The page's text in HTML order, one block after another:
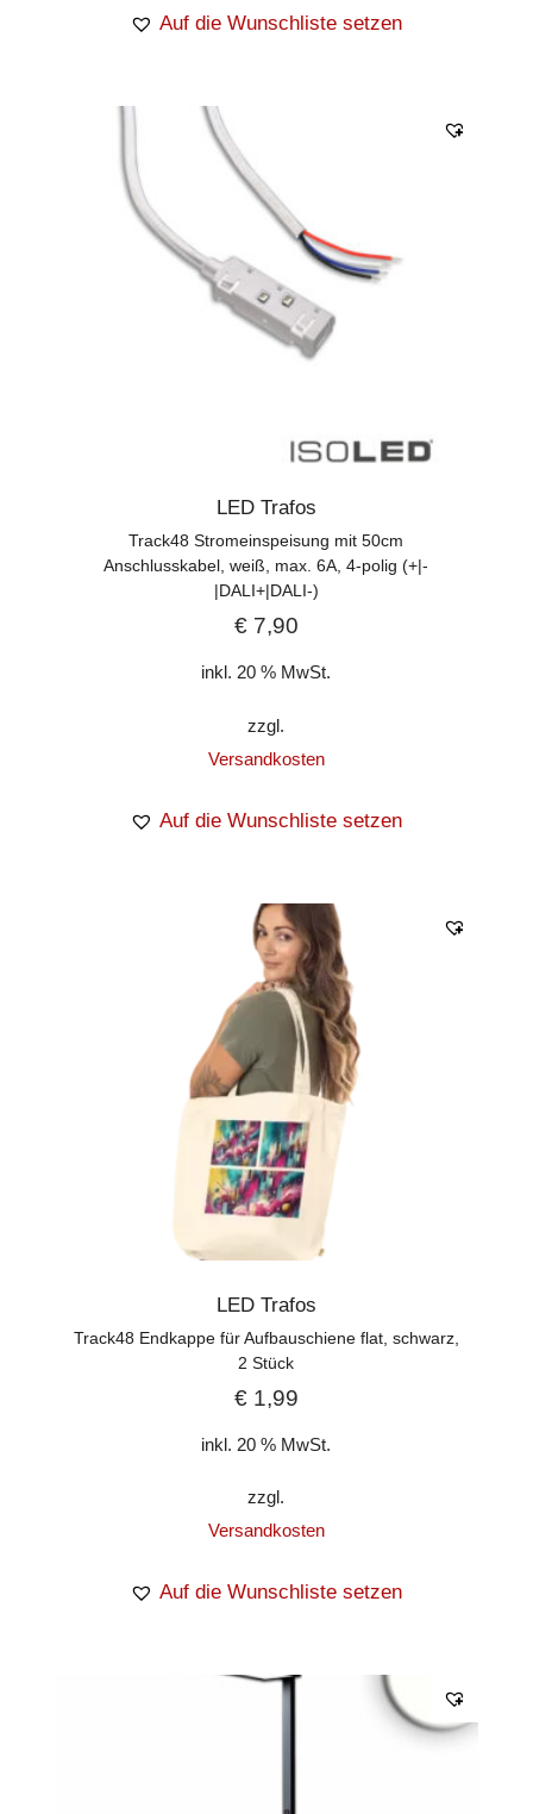
Auf die Wunschliste setzen
LED Trafos
Track48 Stromeinspeisung mit 50cm
Anschlusskabel, weiß, max. 6A, 4-polig (+|-
|DALI+|DALI-)
€7,90
inkl. 20 % MwSt.
zzgl.
Versandkosten
Auf die Wunschliste setzen
LED Trafos
Track48 Endkappe für Aufbauschiene flat, schwarz,
2 Stück
€1,99
inkl. 20 % MwSt.
zzgl.
Versandkosten
Auf die Wunschliste setzen